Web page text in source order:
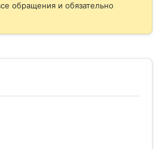
обращения и обязательно